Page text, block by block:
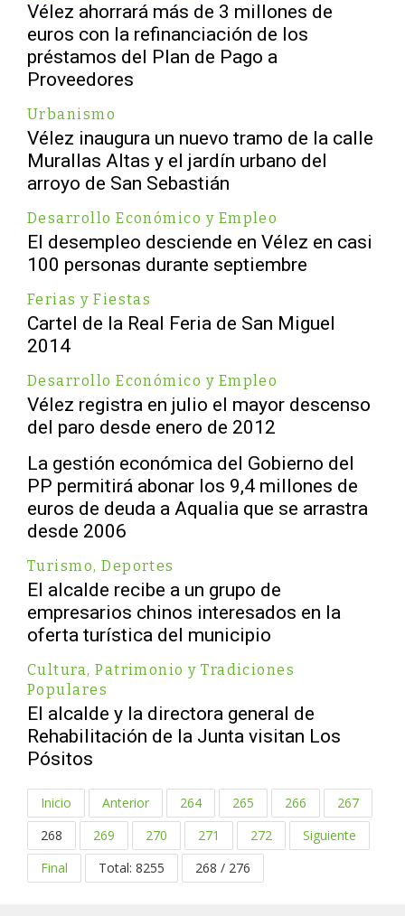
Vélez ahorrará más de 3 millones de
euros con la refinanciación de los
préstamos del Plan de Pago a
Proveedores
Urbanismo
Vélez inaugura un nuevo tramo de la calle
Murallas Altas y el jardín urbano del
arroyo de San Sebastián
Desarrollo Económico y Empleo
El desempleo desciende en Vélez en casi
100 personas durante septiembre
Ferias y Fiestas
Cartel de la Real Feria de San Miguel
2014
Desarrollo Económico y Empleo
Vélez registra en julio el mayor descenso
del paro desde enero de 2012
La gestión económica del Gobierno del
PP permitirá abonar los 9,4 millones de
euros de deuda a Aqualia que se arrastra
desde 2006
Turismo, Deportes
El alcalde recibe a un grupo de
empresarios chinos interesados en la
oferta turística del municipio
Cultura, Patrimonio y Tradiciones
Populares
El alcalde y la directora general de
Rehabilitación de la Junta visitan Los
Pósitos
Inicio Anterior 264 265 266
267
268
269 270 271 272
Siguiente
Final
Total: 8255 268 / 276